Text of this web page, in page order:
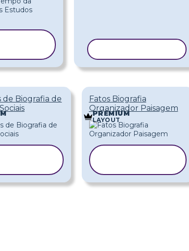
de Biografia de
Fatos Biografia
Organizador Paisagem
PREMIUM
LAYOUT